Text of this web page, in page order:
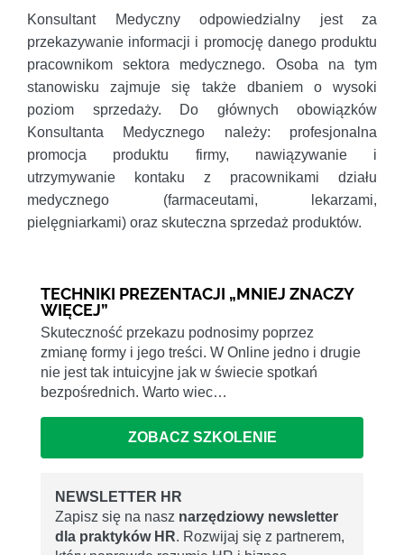
Konsultant Medyczny odpowiedzialny jest za
przekazywanie informacji i promocję danego produktu
pracownikom sektora medycznego. Osoba na tym
stanowisku zajmuje się także dbaniem o wysoki
poziom sprzedaży. Do głównych obowiązków
Konsultanta Medycznego należy: profesjonalna
promocja produktu firmy, nawiązywanie i
utrzymywanie kontaku z pracownikami działu
medycznego (farmaceutami, lekarzami,
pielęgniarkami) oraz skuteczna sprzedaż produktów.
TECHNIKI PREZENTACJI „MNIEJ ZNACZY
WIĘCEJ”
Skuteczność przekazu podnosimy poprzez
zmianę formy i jego treści. W Online jedno i drugie
nie jest tak intuicyjne jak w świecie spotkań
bezpośrednich. Warto wiec…
ZOBACZ SZKOLENIE
NEWSLETTER HR
Zapisz się na nasz narzędziowy newsletter
dla praktyków HR. Rozwijaj się z partnerem,